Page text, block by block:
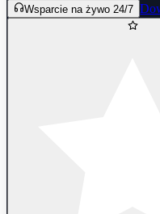
Wsparcie na żywo 24/7